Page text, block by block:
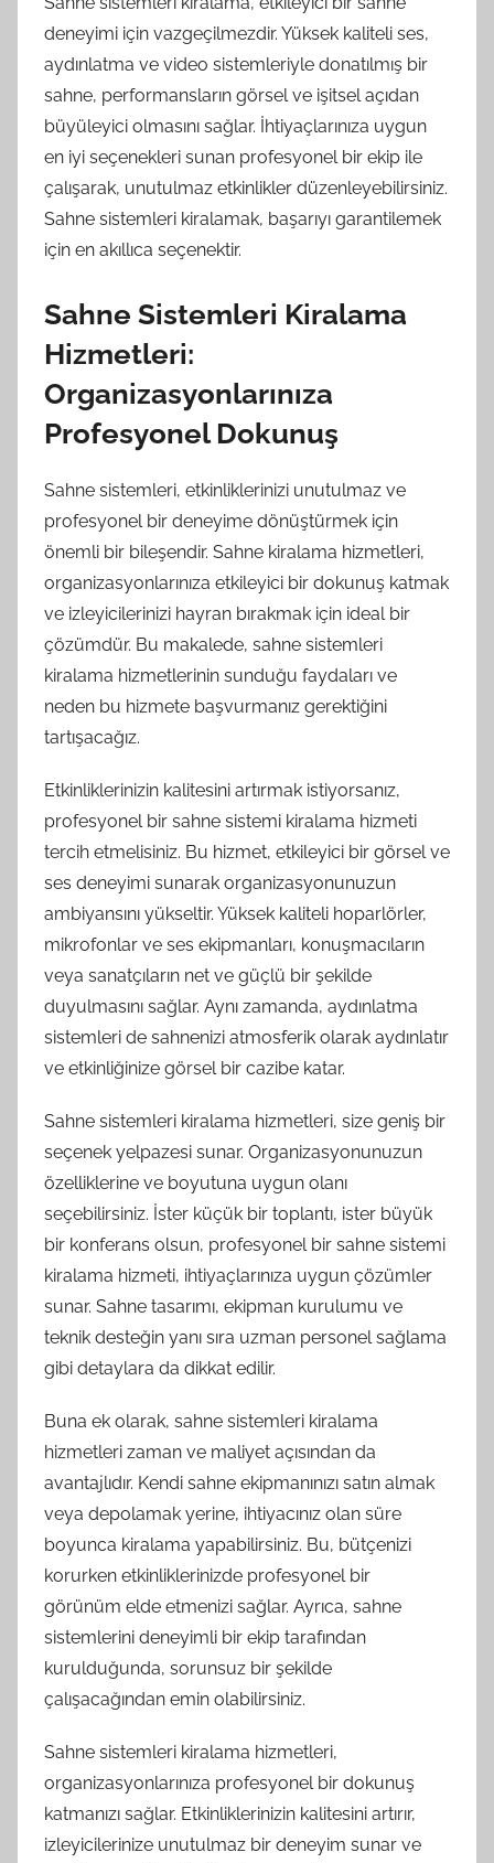
deneyimi için vazgeçilmezdir. Yüksek kaliteli ses,
aydınlatma ve video sistemleriyle donatılmış bir
sahne, performansların görsel ve işitsel açıdan
büyüleyici olmasını sağlar. İhtiyaçlarınıza uygun
en iyi seçenekleri sunan profesyonel bir ekip ile
çalışarak, unutulmaz etkinlikler düzenleyebilirsiniz.
Sahne sistemleri kiralamak, başarıyı garantilemek
için en akıllıca seçenektir.
Sahne Sistemleri Kiralama
Hizmetleri:
Organizasyonlarınıza
Profesyonel Dokunuş
Sahne sistemleri, etkinliklerinizi unutulmaz ve
profesyonel bir deneyime dönüştürmek için
önemli bir bileşendir. Sahne kiralama hizmetleri,
organizasyonlarınıza etkileyici bir dokunuş katmak
ve izleyicilerinizi hayran bırakmak için ideal bir
çözümdür. Bu makalede, sahne sistemleri
kiralama hizmetlerinin sunduğu faydaları ve
neden bu hizmete başvurmanız gerektiğini
tartışacağız.
Etkinliklerinizin kalitesini artırmak istiyorsanız,
profesyonel bir sahne sistemi kiralama hizmeti
tercih etmelisiniz. Bu hizmet, etkileyici bir görsel ve
ses deneyimi sunarak organizasyonunuzun
ambiyansını yükseltir. Yüksek kaliteli hoparlörler,
mikrofonlar ve ses ekipmanları, konuşmacıların
veya sanatçıların net ve güçlü bir şekilde
duyulmasını sağlar. Aynı zamanda, aydınlatma
sistemleri de sahnenizi atmosferik olarak aydınlatır
ve etkinliğinize görsel bir cazibe katar.
Sahne sistemleri kiralama hizmetleri, size geniş bir
seçenek yelpazesi sunar. Organizasyonunuzun
özelliklerine ve boyutuna uygun olanı
seçebilirsiniz. İster küçük bir toplantı, ister büyük
bir konferans olsun, profesyonel bir sahne sistemi
kiralama hizmeti, ihtiyaçlarınıza uygun çözümler
sunar. Sahne tasarımı, ekipman kurulumu ve
teknik desteğin yanı sıra uzman personel sağlama
gibi detaylara da dikkat edilir.
Buna ek olarak, sahne sistemleri kiralama
hizmetleri zaman ve maliyet açısından da
avantajlıdır. Kendi sahne ekipmanınızı satın almak
veya depolamak yerine, ihtiyacınız olan süre
boyunca kiralama yapabilirsiniz. Bu, bütçenizi
korurken etkinliklerinizde profesyonel bir
görünüm elde etmenizi sağlar. Ayrıca, sahne
sistemlerini deneyimli bir ekip tarafından
kurulduğunda, sorunsuz bir şekilde
çalışacağından emin olabilirsiniz.
Sahne sistemleri kiralama hizmetleri,
organizasyonlarınıza profesyonel bir dokunuş
katmanızı sağlar. Etkinliklerinizin kalitesini artırır,
izleyicilerinize unutulmaz bir deneyim sunar ve